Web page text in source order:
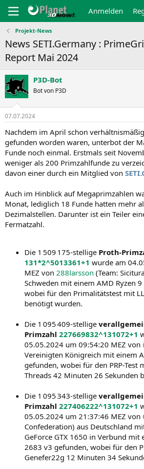
Anmelden
Projekt-News
News SETI.Germany :
Report Mai 2024
P3D-Bot
Bot von P3D
07.07.2024
Nachdem im April schon
gefunden worden waren, unterbot der
Funde noch einmal. Erstmals seit
weniger als 200 Primzahlfunde zu
davon einer durch ein Mitglied von
Auch im Hinblick auf Megaprimzahlen
Monat, lediglich 18 Funde hatten mehr
Dezimalstellen. Darunter ist ein Teiler
Fermatzahl.
Die 1 509 175-stellige Proth-
131*2^5013361+1 wurde am
MEZ von 288larsson (Team:
Schweden mit einem AMD Ryzen
wobei für den Primalitätstest mit
benötigt wurden.
Die 1 095 409-stellige
Primzahl 227669832^131072+1
05.05.2024 um 09:54:20 MEZ von
Vereinigten Königreich mit einem
gefunden, wobei für den PRP-Test
Threads 42 Minuten 26 Sekunden
Die 1 095 343-stellige
Primzahl 227406222^131072+1
05.05.2024 um 21:37:46 MEZ von
Confederation) aus Deutschland
GeForce GTX 1650 in Verbund mit
2683 v3 gefunden, wobei für den
Genefer22g 12 Minuten 34